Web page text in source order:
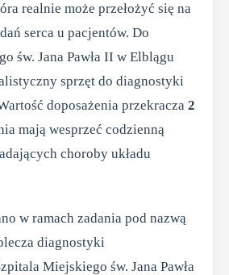
realnie może przełożyć się na
serca u pacjentów. Do
św. Jana Pawła II w Elblągu
sprzęt do diagnostyki
doposażenia przekracza 2
mają wesprzeć codzienną
choroby układu
w ramach zadania pod nazwą
diagnostyki
Miejskiego św. Jana Pawła